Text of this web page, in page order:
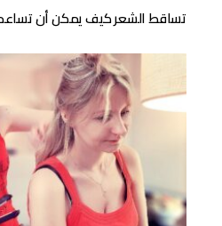
تساقط الشعر كيف يمكن أن